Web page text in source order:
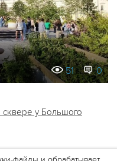
51 0
сквере у Большого